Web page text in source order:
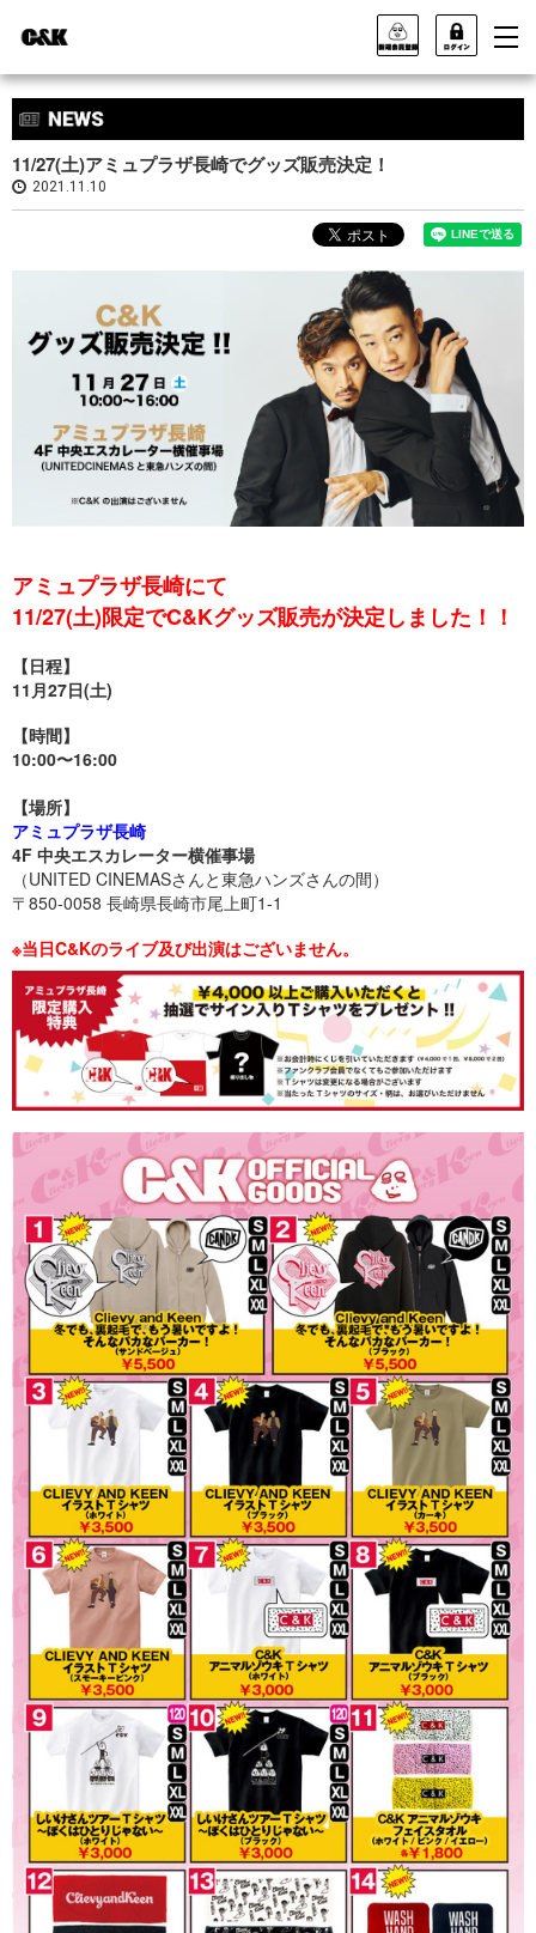
11/27(土)アミュプラザ長崎でグッズ販売決定！
2021.11.10
アミュプラザ長崎にて
11/27(土)限定でC&Kグッズ販売が決定しました！！
【日程】
11月27日(土)
【時間】
10:00〜16:00
【場所】
アミュプラザ長崎
4F 中央エスカレーター横催事場
（UNITED CINEMASさんと東急ハンズさんの間）
〒850-0058 長崎県長崎市尾上町1-1
※当日C&Kのライブ及び出演はございません。